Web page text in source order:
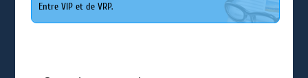
Entre VIP et de VRP.